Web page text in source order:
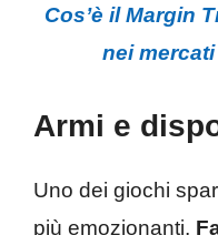
Cos’è il Margin
nei
Armi e
Uno dei giochi
più emozionanti,